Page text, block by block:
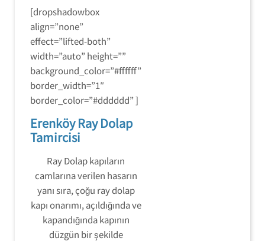
[dropshadowbox
align=”none”
effect=”lifted-both”
width=”auto” height=””
background_color=”#ffffff”
border_width=”1″
border_color=”#dddddd” ]
Erenköy Ray Dolap
Tamircisi
Ray Dolap kapıların
camlarına verilen hasarın
yanı sıra, çoğu ray dolap
kapı onarımı, açıldığında ve
kapandığında kapının
düzgün bir şekilde